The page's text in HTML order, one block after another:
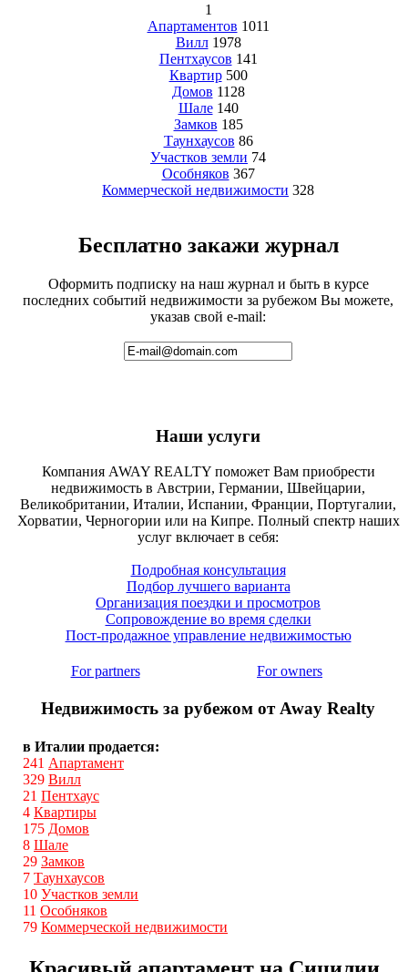
1
Апартаментов 1011
Вилл 1978
Пентхаусов 141
Квартир 500
Домов 1128
Шале 140
Замков 185
Таунхаусов 86
Участков земли 74
Особняков 367
Коммерческой недвижимости 328
Бесплатно закажи журнал
Оформить подписку на наш журнал и быть в курсе
последних событий недвижимости за рубежом Вы можете,
указав свой e-mail:
Наши услуги
Компания AWAY REALTY поможет Вам приобрести
недвижимость в Австрии, Германии, Швейцарии,
Великобритании, Италии, Испании, Франции, Португалии,
Хорватии, Черногории или на Кипре. Полный спектр наших
услуг включает в себя:
Подробная консультация
Подбор лучшего варианта
Организация поездки и просмотров
Сопровождение во время сделки
Пост-продажное управление недвижимостью
For partners For owners
Недвижимость за рубежом от Away Realty
в Италии продается:
241 Апартамент
329 Вилл
21 Пентхаус
4 Квартиры
175 Домов
8 Шале
29 Замков
7 Таунхаусов
10 Участков земли
11 Особняков
79 Коммерческой недвижимости